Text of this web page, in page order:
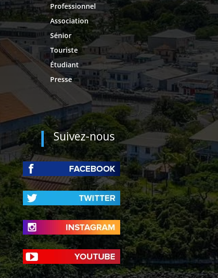
Professionnel
Association
Sénior
Touriste
Étudiant
Presse
Suivez-nous